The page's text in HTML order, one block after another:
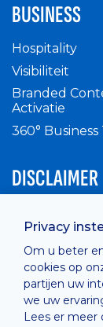
Privacy
Om u beter
cookies op
partijen uw
we uw
Lees er meer
BUSINESS
Hospitality
Visibiliteit
Branded
Activatie
360°
DISCLAIMER
Privacy Policy
Cashless
Cookie Policy